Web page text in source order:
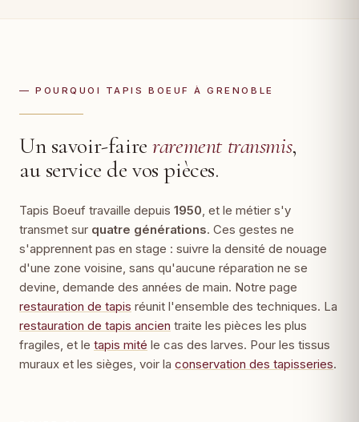
— POURQUOI TAPIS BOEUF À GRENOBLE
Un savoir-fairerarement transmis,
au service de vos pièces.
Tapis Boeuf travaille depuis 1950 , et le métier s'y
transmet sur quatre générations. Ces gestes ne
s'apprennent pas en stage : suivre la densité de nouage
d'une zone voisine, sans qu'aucune réparation ne se
devine, demande des années de main. Notre page
restauration de tapis réunit l'ensemble des techniques. La
restauration de tapis ancien traite les pièces les plus
fragiles, et le tapis mité le cas des larves. Pour les tissus
muraux et les sièges, voir la conservation des tapisseries.